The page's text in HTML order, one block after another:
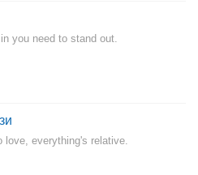
you need to stand out.
love, everything's relative.